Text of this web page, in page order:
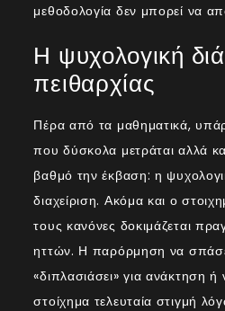
μεθοδολογία δεν μπορεί να
Η ψυχολογική
πειθαρχίας
Πέρα από τα μαθηματικά,
που δύσκολα μετράται αλλά
βαθμό την έκβαση: η
διαχείριση. Ακόμα και ο
τους κανόνες δοκιμάζεται
ηττών. Η παρόρμηση να
«διπλασιάσει» για ανάκτηση
στοίχημα τελευταία στιγμή